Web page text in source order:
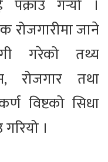
गर्‍यो ।
रोजगारीमा जाने
गरेको तथ्य
रोजगार तथा
विष्टको सिधा
।